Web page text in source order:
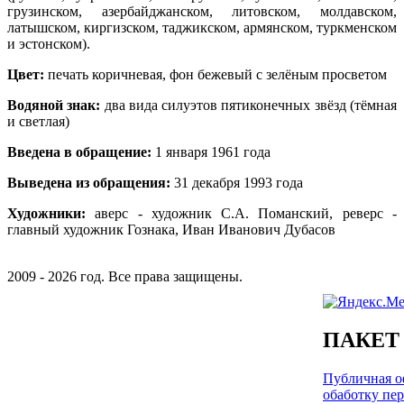
грузинском, азербайджанском, литовском, молдавском,
латышском, киргизском, таджикском, армянском, туркменском
и эстонском).
Цвет: печать коричневая, фон бежевый с зелёным просветом
Водяной знак: два вида силуэтов пятиконечных звёзд (тёмная
и светлая)
Введена в обращение: 1 января 1961 года
Выведена из обращения: 31 декабря 1993 года
Художники: аверс - художник С.А. Поманский, реверс -
главный художник Гознака, Иван Иванович Дубасов
2009 - 2026 год. Все права защищены.
Публичная
обаботку